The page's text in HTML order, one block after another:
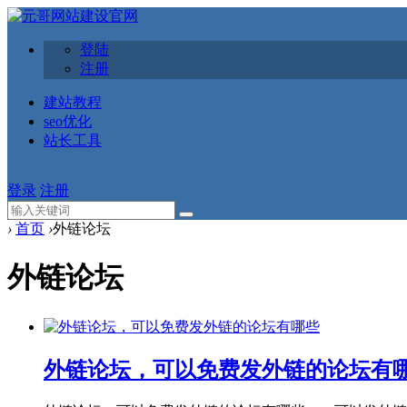
登陆
注册
建站教程
seo优化
站长工具
登录 注册
› 首页 ›外链论坛
外链论坛
外链论坛，可以免费发外链的论坛有